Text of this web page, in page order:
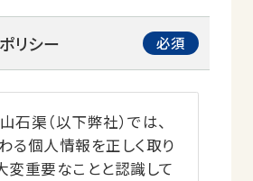
リシー
石渠（以下弊社）では、
る個人情報を正しく取り
変重要なことと認識して